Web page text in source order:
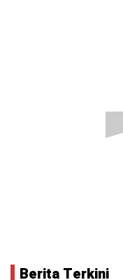
Berita Terkini